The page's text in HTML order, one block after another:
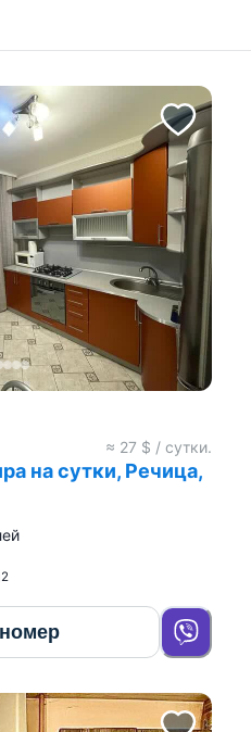
≈ 27 $ / сутки.
на сутки, Речица,
2